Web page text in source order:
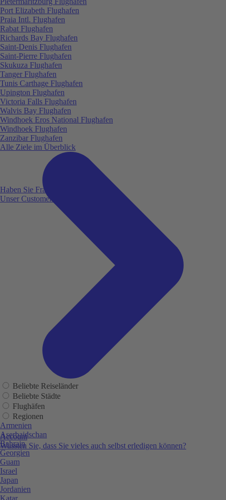
Haben Sie Fragen?
Unser Customer Service ist für Sie da!
Account
Wussten Sie, dass Sie vieles auch selbst erledigen können?
Port Elizabeth Flughafen
Praia Intl. Flughafen
Rabat Flughafen
Richards Bay Flughafen
Saint-Denis Flughafen
Saint-Pierre Flughafen
Skukuza Flughafen
Tanger Flughafen
Tunis Carthage Flughafen
Upington Flughafen
Victoria Falls Flughafen
Walvis Bay Flughafen
Windhoek Eros National Flughafen
Windhoek Flughafen
Zanzibar Flughafen
Alle Ziele im Überblick
Beliebte Reiseländer
Beliebte Städte
Flughäfen
Regionen
Armenien
Aserbaidschan
Bahrain
Georgien
Guam
Israel
Japan
Jordanien
Katar